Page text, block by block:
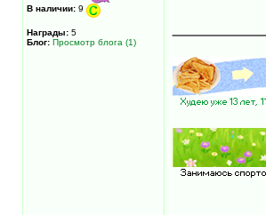
В наличии: 9
Награды: 5
Блог: Просмотр блога (1)